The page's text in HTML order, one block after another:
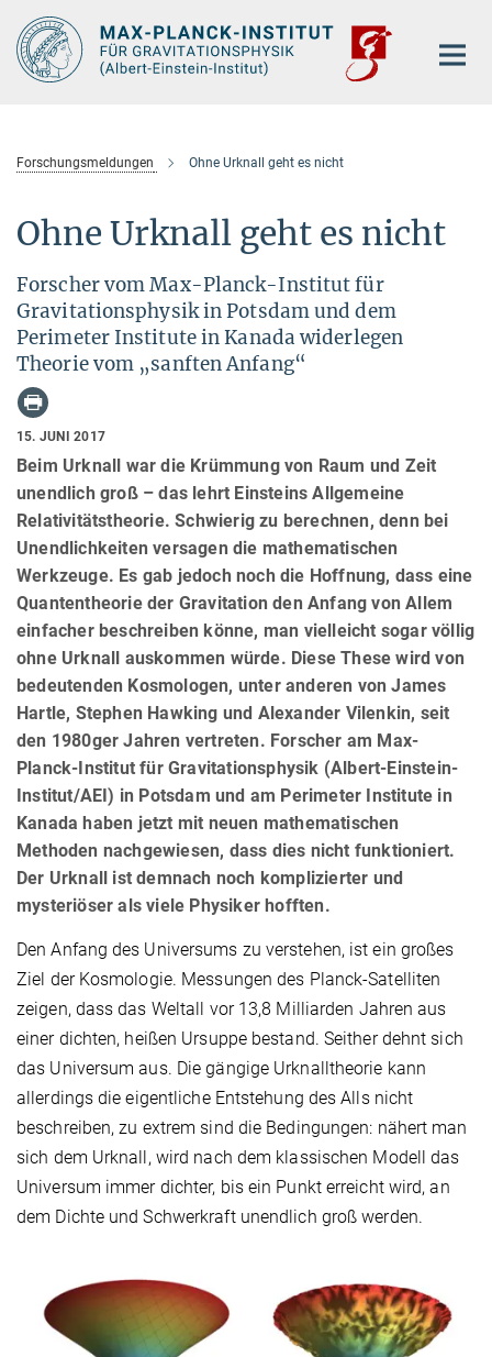
Hauptinhalt
Forschungsmeldungen Ohne Urknall geht es nicht
Ohne Urknall geht es nicht
Forscher vom Max-Planck-Institut für
Gravitationsphysik in Potsdam und dem
Perimeter Institute in Kanada widerlegen
Theorie vom „sanften Anfang“
15. JUNI 2017
Beim Urknall war die Krümmung von Raum und Zeit
unendlich groß – das lehrt Einsteins Allgemeine
Relativitätstheorie. Schwierig zu berechnen, denn bei
Unendlichkeiten versagen die mathematischen
Werkzeuge. Es gab jedoch noch die Hoffnung, dass eine
Quantentheorie der Gravitation den Anfang von Allem
einfacher beschreiben könne, man vielleicht sogar völlig
ohne Urknall auskommen würde. Diese These wird von
bedeutenden Kosmologen, unter anderen von James
Hartle, Stephen Hawking und Alexander Vilenkin, seit
den 1980ger Jahren vertreten. Forscher am Max-
Planck-Institut für Gravitationsphysik (Albert-Einstein-
Institut/AEI) in Potsdam und am Perimeter Institute in
Kanada haben jetzt mit neuen mathematischen
Methoden nachgewiesen, dass dies nicht funktioniert.
Der Urknall ist demnach noch komplizierter und
mysteriöser als viele Physiker hofften.
Den Anfang des Universums zu verstehen, ist ein großes
Ziel der Kosmologie. Messungen des Planck-Satelliten
zeigen, dass das Weltall vor 13,8 Milliarden Jahren aus
einer dichten, heißen Ursuppe bestand. Seither dehnt sich
das Universum aus. Die gängige Urknalltheorie kann
allerdings die eigentliche Entstehung des Alls nicht
beschreiben, zu extrem sind die Bedingungen: nähert man
sich dem Urknall, wird nach dem klassischen Modell das
Universum immer dichter, bis ein Punkt erreicht wird, an
dem Dichte und Schwerkraft unendlich groß werden.